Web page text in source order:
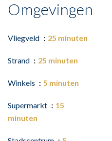
Omgevingen
Vliegveld 25 minuten
Strand 25 minuten
Winkels 5 minuten
Supermarkt
15
minuten